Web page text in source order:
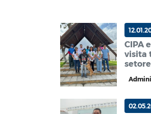
CIPA
visita